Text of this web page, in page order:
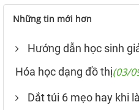
Những tin mới hơn
Hướng dẫn học sinh
Hóa học dạng đồ thị(03/
Dắt túi 6 mẹo hay khi